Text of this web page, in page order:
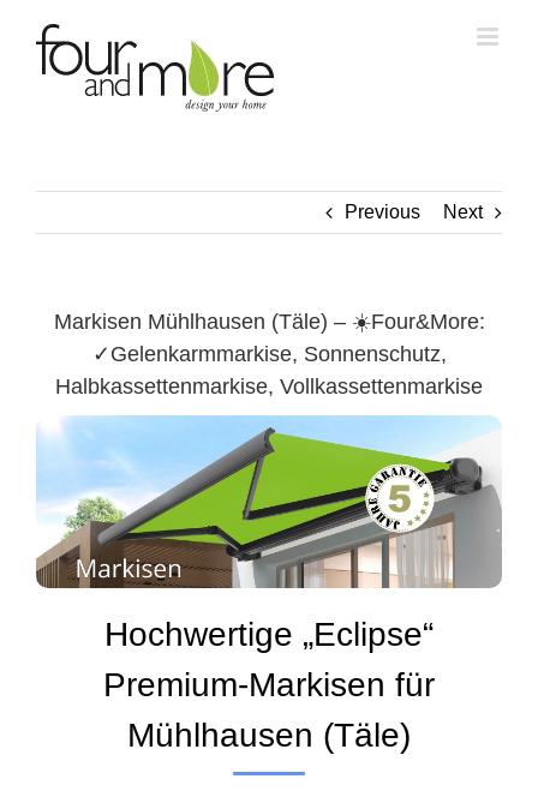
content
Previous Next
Markisen Mühlhausen (Täle) – ☀️Four&More:
✓Gelenkarmmarkise, Sonnenschutz,
Halbkassettenmarkise, Vollkassettenmarkise
Mühlhausen
Hochwertige „Eclipse“
Premium-Markisen für
Mühlhausen (Täle)